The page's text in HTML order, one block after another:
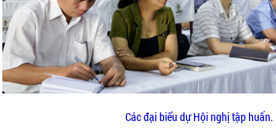
Các đại biểu dự Hội nghị tập huấn.